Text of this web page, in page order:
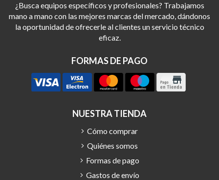
¿Busca equipos específicos y profesionales? Trabajamos
mano a mano con las mejores marcas del mercado, dándonos
la oportunidad de ofrecerle al clientes un servicio técnico
eficaz.
FORMAS DE PAGO
NUESTRA TIENDA
Cómo comprar
Quiénes somos
Formas de pago
Gastos de envío